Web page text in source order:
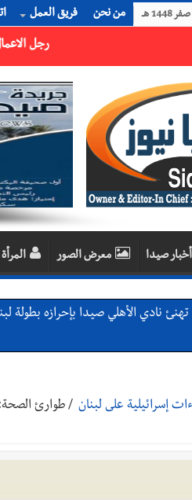
من نحن فريق العمل
أخبار صيدا معرض الصور
نادي الأهلي صيدا بإحرازه بطولة
برئيس النادي الرياضي مهنئا بإحراز
إسرائيلية على لبنان /